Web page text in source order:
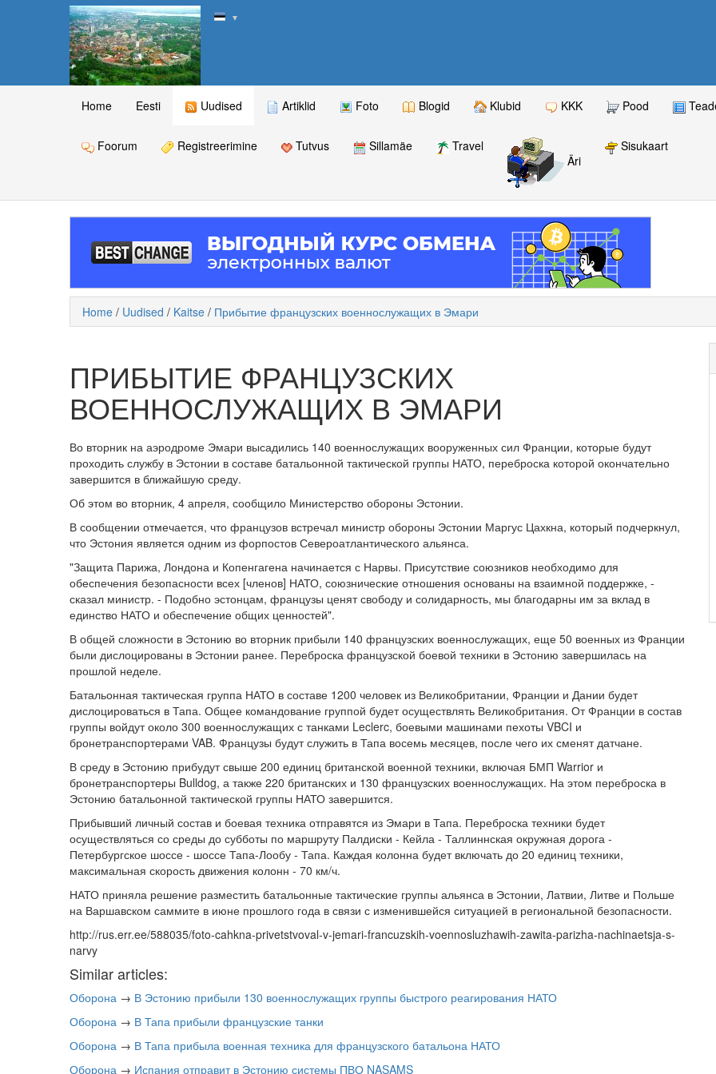
▼
Home Eesti Uudised Artiklid Foto Blogid Klubid KKK Pood
Foorum Registreerimine Tutvus Sillamäe
Travel
Äri
Sisukaart
Home / Uudised / Kaitse / Прибытие французских военнослужащих в Эмари
ПРИБЫТИЕ ФРАНЦУЗСКИХ
ВОЕННОСЛУЖАЩИХ В ЭМАРИ
Во вторник на аэродроме Эмари высадились 140 военнослужащих вооруженных сил Франции, которые будут
проходить службу в Эстонии в составе батальонной тактической группы НАТО, переброска которой окончательно
завершится в ближайшую среду.
Об этом во вторник, 4 апреля, сообщило Министерство обороны Эстонии.
В сообщении отмечается, что французов встречал министр обороны Эстонии Маргус Цахкна, который подчеркнул,
что Эстония является одним из форпостов Североатлантического альянса.
"Защита Парижа, Лондона и Копенгагена начинается с Нарвы. Присутствие союзников необходимо для
обеспечения безопасности всех [членов] НАТО, союзнические отношения основаны на взаимной поддержке, -
сказал министр. - Подобно эстонцам, французы ценят свободу и солидарность, мы благодарны им за вклад в
единство НАТО и обеспечение общих ценностей".
В общей сложности в Эстонию во вторник прибыли 140 французских военнослужащих, еще 50 военных из Франции
были дислоцированы в Эстонии ранее. Переброска французской боевой техники в Эстонию завершилась на
прошлой неделе.
Батальонная тактическая группа НАТО в составе 1200 человек из Великобритании, Франции и Дании будет
дислоцироваться в Тапа. Общее командование группой будет осуществлять Великобритания. От Франции в состав
группы войдут около 300 военнослужащих с танками Leclerc, боевыми машинами пехоты VBCI и
бронетранспортерами VAB. Французы будут служить в Тапа восемь месяцев, после чего их сменят датчане.
В среду в Эстонию прибудут свыше 200 единиц британской военной техники, включая БМП Warrior и
бронетранспортеры Bulldog, а также 220 британских и 130 французских военнослужащих. На этом переброска в
Эстонию батальонной тактической группы НАТО завершится.
Прибывший личный состав и боевая техника отправятся из Эмари в Тапа. Переброска техники будет
осуществляться со среды до субботы по маршруту Палдиски - Кейла - Таллиннская окружная дорога -
Петербургское шоссе - шоссе Тапа-Лообу - Тапа. Каждая колонна будет включать до 20 единиц техники,
максимальная скорость движения колонн - 70 км/ч.
НАТО приняла решение разместить батальонные тактические группы альянса в Эстонии, Латвии, Литве и Польше
на Варшавском саммите в июне прошлого года в связи с изменившейся ситуацией в региональной безопасности.
http://rus.err.ee/588035/foto-cahkna-privetstvoval-v-jemari-francuzskih-voennosluzhawih-zawita-parizha-nachinaetsja-s-
narvy
Similar articles:
Оборона → В Эстонию прибыли 130 военнослужащих группы быстрого реагирования НАТО
Оборона → В Тапа прибыли французские танки
Оборона → В Тапа прибыла военная техника для французского батальона НАТО
Оборона → Испания отправит в Эстонию системы ПВО NASAMS